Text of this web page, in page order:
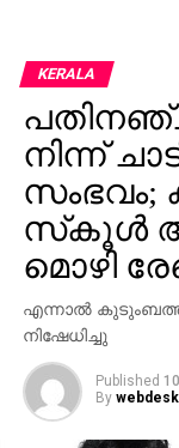
KERALA
നിന്ന്
സംഭവം;
സ്‌കൂള്‍
മൊഴി
എന്നാല്‍
നിഷേധിച്ചു
Published
By